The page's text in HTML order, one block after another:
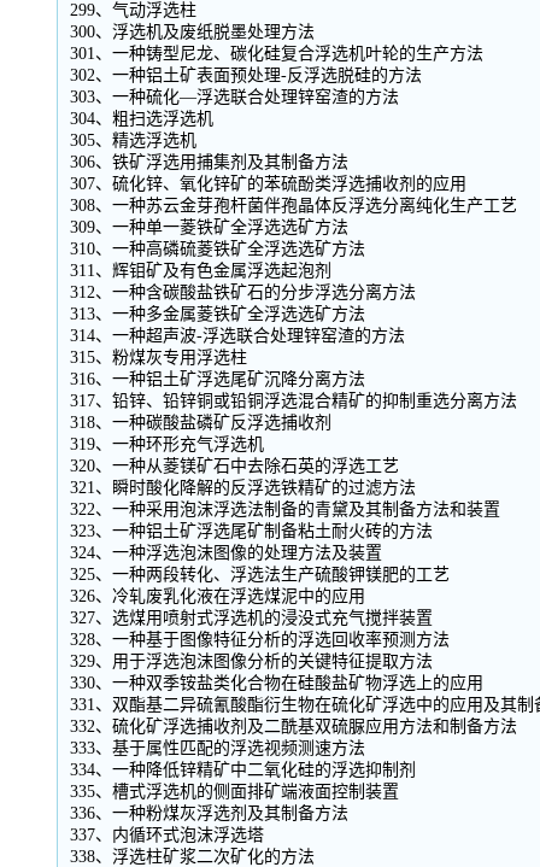
299、气动浮选柱
300、浮选机及废纸脱墨处理方法
301、一种铸型尼龙、碳化硅复合浮选机叶轮的生产方法
302、一种铝土矿表面预处理-反浮选脱硅的方法
303、一种硫化—浮选联合处理锌窑渣的方法
304、粗扫选浮选机
305、精选浮选机
306、铁矿浮选用捕集剂及其制备方法
307、硫化锌、氧化锌矿的苯硫酚类浮选捕收剂的应用
308、一种苏云金芽孢杆菌伴孢晶体反浮选分离纯化生产工艺
309、一种单一菱铁矿全浮选选矿方法
310、一种高磷硫菱铁矿全浮选选矿方法
311、辉钼矿及有色金属浮选起泡剂
312、一种含碳酸盐铁矿石的分步浮选分离方法
313、一种多金属菱铁矿全浮选选矿方法
314、一种超声波-浮选联合处理锌窑渣的方法
315、粉煤灰专用浮选柱
316、一种铝土矿浮选尾矿沉降分离方法
317、铅锌、铅锌铜或铅铜浮选混合精矿的抑制重选分离方法
318、一种碳酸盐磷矿反浮选捕收剂
319、一种环形充气浮选机
320、一种从菱镁矿石中去除石英的浮选工艺
321、瞬时酸化降解的反浮选铁精矿的过滤方法
322、一种采用泡沫浮选法制备的青黛及其制备方法和装置
323、一种铝土矿浮选尾矿制备粘土耐火砖的方法
324、一种浮选泡沫图像的处理方法及装置
325、一种两段转化、浮选法生产硫酸钾镁肥的工艺
326、冷轧废乳化液在浮选煤泥中的应用
327、选煤用喷射式浮选机的浸没式充气搅拌装置
328、一种基于图像特征分析的浮选回收率预测方法
329、用于浮选泡沫图像分析的关键特征提取方法
330、一种双季铵盐类化合物在硅酸盐矿物浮选上的应用
331、双酯基二异硫氰酸酯衍生物在硫化矿浮选中的应用及其制
332、硫化矿浮选捕收剂及二酰基双硫脲应用方法和制备方法
333、基于属性匹配的浮选视频测速方法
334、一种降低锌精矿中二氧化硅的浮选抑制剂
335、槽式浮选机的侧面排矿端液面控制装置
336、一种粉煤灰浮选剂及其制备方法
337、内循环式泡沫浮选塔
338、浮选柱矿浆二次矿化的方法